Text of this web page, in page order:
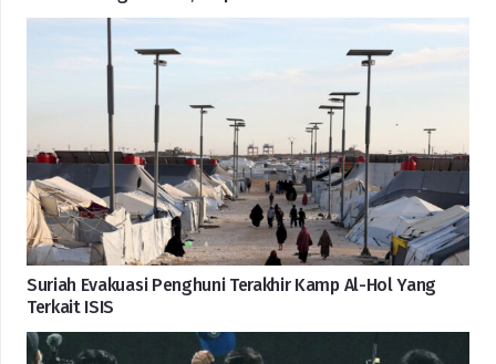
Suriah Evakuasi Penghuni Terakhir Kamp Al-Hol Yang
Terkait ISIS